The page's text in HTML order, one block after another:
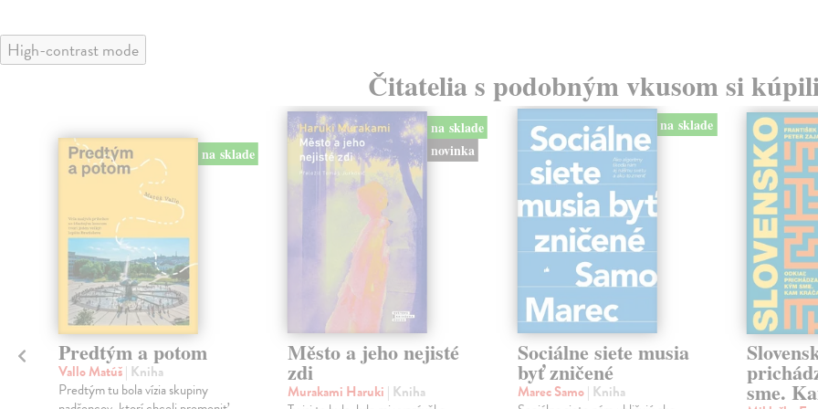
High-contrast mode
Čitatelia s podobným vkusom si
na sklade
Predtým a potom
Vallo Matúš| Kniha
Predtým tu bola vízia skupiny
na sklade
novinka
Město a jeho nejisté
zdi
Murakami Haruki | Kniha
na sklade
Sociálne siete musia
byť zničené
Marec Samo| Kniha
sme.